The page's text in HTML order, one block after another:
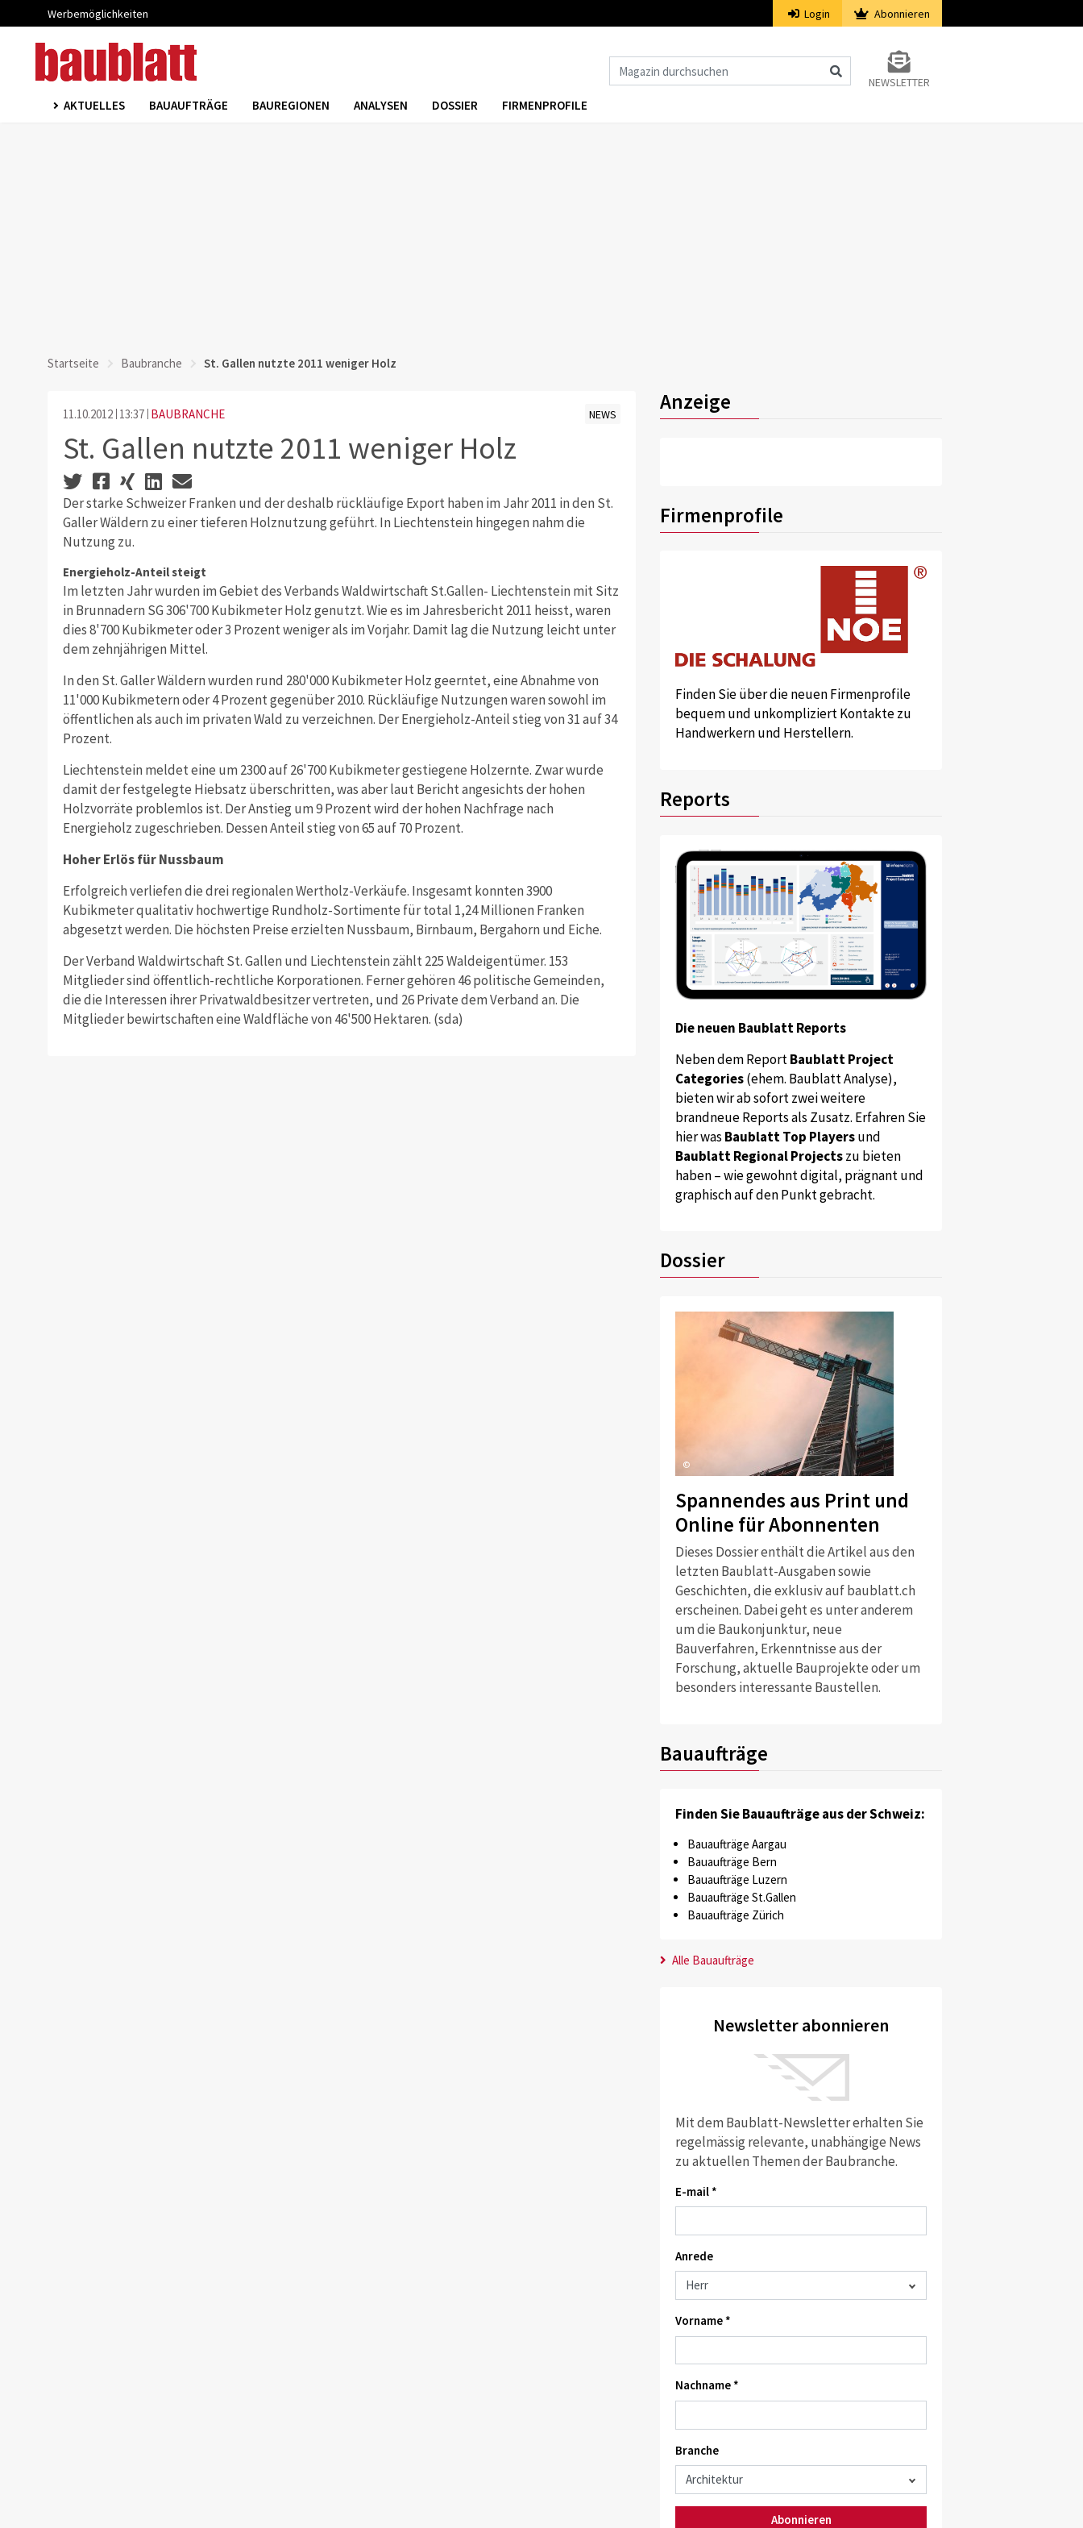
Werbemöglichkeiten Login Abonnieren
NEWSLETTER
AKTUELLES BAUAUFTRÄGE BAUREGIONEN ANALYSEN DOSSIER FIRMENPROFILE
Startseite Baubranche St. Gallen nutzte 2011 weniger Holz
11.10.2012 13:37 BAUBRANCHE NEWS
St. Gallen nutzte 2011 weniger Holz
Der starke Schweizer Franken und der deshalb rückläufige Export haben im Jahr 2011 in den St.
Galler Wäldern zu einer tieferen Holznutzung geführt. In Liechtenstein hingegen nahm die
Nutzung zu.
Energieholz-Anteil steigt
Im letzten Jahr wurden im Gebiet des Verbands Waldwirtschaft St.Gallen- Liechtenstein mit Sitz
in Brunnadern SG 306'700 Kubikmeter Holz genutzt. Wie es im Jahresbericht 2011 heisst, waren
dies 8'700 Kubikmeter oder 3 Prozent weniger als im Vorjahr. Damit lag die Nutzung leicht unter
dem zehnjährigen Mittel.
In den St. Galler Wäldern wurden rund 280'000 Kubikmeter Holz geerntet, eine Abnahme von
11'000 Kubikmetern oder 4 Prozent gegenüber 2010. Rückläufige Nutzungen waren sowohl im
öffentlichen als auch im privaten Wald zu verzeichnen. Der Energieholz-Anteil stieg von 31 auf 34
Prozent.
Liechtenstein meldet eine um 2300 auf 26'700 Kubikmeter gestiegene Holzernte. Zwar wurde
damit der festgelegte Hiebsatz überschritten, was aber laut Bericht angesichts der hohen
Holzvorräte problemlos ist. Der Anstieg um 9 Prozent wird der hohen Nachfrage nach
Energieholz zugeschrieben. Dessen Anteil stieg von 65 auf 70 Prozent.
Hoher Erlös für Nussbaum
Erfolgreich verliefen die drei regionalen Wertholz-Verkäufe. Insgesamt konnten 3900
Kubikmeter qualitativ hochwertige Rundholz-Sortimente für total 1,24 Millionen Franken
abgesetzt werden. Die höchsten Preise erzielten Nussbaum, Birnbaum, Bergahorn und Eiche.
Der Verband Waldwirtschaft St. Gallen und Liechtenstein zählt 225 Waldeigentümer. 153
Mitglieder sind öffentlich-rechtliche Korporationen. Ferner gehören 46 politische Gemeinden,
die die Interessen ihrer Privatwaldbesitzer vertreten, und 26 Private dem Verband an. Die
Mitglieder bewirtschaften eine Waldfläche von 46'500 Hektaren. (sda)
Anzeige
Firmenprofile
Finden Sie über die neuen Firmenprofile
bequem und unkompliziert Kontakte zu
Handwerkern und Herstellern.
Reports
Die neuen Baublatt Reports
Neben dem ReportBaublatt Project
Categories(ehem. Baublatt Analyse),
bieten wir ab sofort zwei weitere
brandneue Reports als Zusatz. Erfahren Sie
hier was Baublatt Top Playersund
Baublatt Regional Projectszu bieten
haben – wie gewohnt digital, prägnant und
graphisch auf den Punkt gebracht.
Dossier
©
Spannendes aus Print und
Online für Abonnenten
Dieses Dossier enthält die Artikel aus den
letzten Baublatt-Ausgaben sowie
Geschichten, die exklusiv auf baublatt.ch
erscheinen. Dabei geht es unter anderem
um die Baukonjunktur, neue
Bauverfahren, Erkenntnisse aus der
Forschung, aktuelle Bauprojekte oder um
besonders interessante Baustellen.
Bauaufträge
Finden Sie Bauaufträge aus der Schweiz:
Bauaufträge Aargau
Bauaufträge Bern
Bauaufträge Luzern
Bauaufträge St.Gallen
Bauaufträge Zürich
Alle Bauaufträge
Newsletter abonnieren
Mit dem Baublatt-Newsletter erhalten Sie
regelmässig relevante, unabhängige News
zu aktuellen Themen der Baubranche.
E-mail *
Anrede
Vorname *
Nachname *
Branche
Abonnieren